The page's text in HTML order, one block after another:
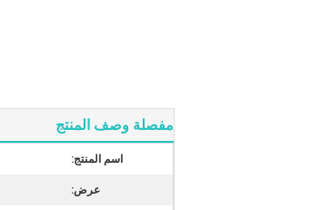
مفصلة وصف المنتج
اسم المنتج:
عرض: